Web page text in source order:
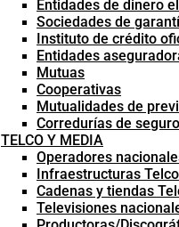
Entidades de dinero
Sociedades de
Instituto de crédito
Entidades
Mutuas
Cooperativas
Mutualidades de
Corredurías de
TELCO Y MEDIA
Operadores
Infraestructuras Telco
Cadenas y tiendas
Televisiones